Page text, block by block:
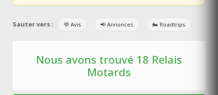
Sauter vers : 💬 Avis 📢 Annonces 🏍️ Roadtrips
Nous avons trouvé 18 Relais
Motards